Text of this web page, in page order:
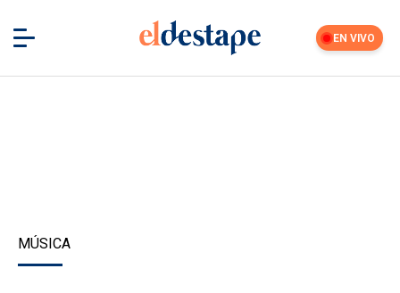
EN VIVO
MÚSICA